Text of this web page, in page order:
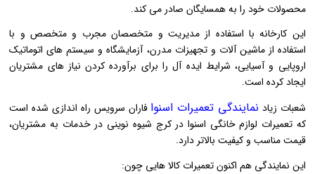
محصولات خود را به همسایگان صادر می کند.
این کارخانه با استفاده از مدیریت و متخصصان مجرب و متخصص و با
استفاده از ماشین آلات و تجهیزات مدرن، آزمایشگاه و سیستم های اتوماتیک
اروپایی و آسیایی، شرایط ایده آل را برای برآورده کردن نیاز های مشتریان
ایجاد کرده است.
شعبات زیاد نمایندگی تعمیرات اسنوا فاران سرویس راه اندازی شده است
که تعمیرات لوازم خانگی اسنوا در کرج شیوه نوینی در خدمات به مشتریان،
قیمت مناسب و کیفیت بالاتر دارد.
این نمایندگی هم اکنون تعمیرات کالا هایی چون: